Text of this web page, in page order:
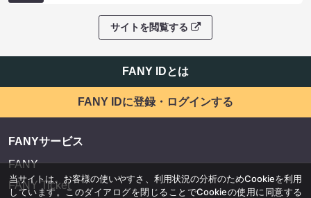
サイトを閲覧する
FANY IDとは
FANY IDに登録・ログインする
FANYサービス
FANY
FANY Ticket
当サイトは、お客様の使いやすさ、利用状況の分析のためCookieを利用
しています。このダイアログを閉じることでCookieの使用に同意する